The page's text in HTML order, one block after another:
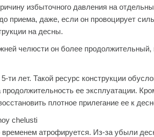
избыточного давления на
приема, даже, если он провоцирует
на десны.
челюсти он более
лет. Такой ресурс конструкции
ее эксплуатации.
плотное прилегание ее к
атрофируется. Из-за убыли